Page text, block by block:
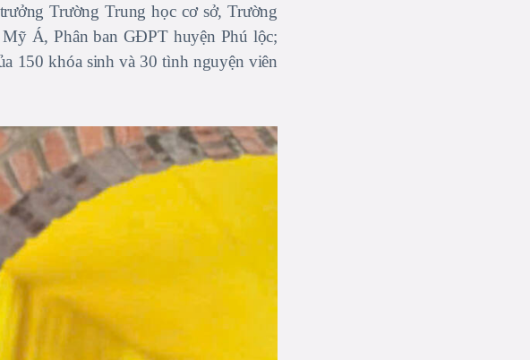
Trường Trung học cơ sở, Trường
Á, Phân ban GĐPT huyện Phú lộc;
150 khóa sinh và 30 tình nguyện viên